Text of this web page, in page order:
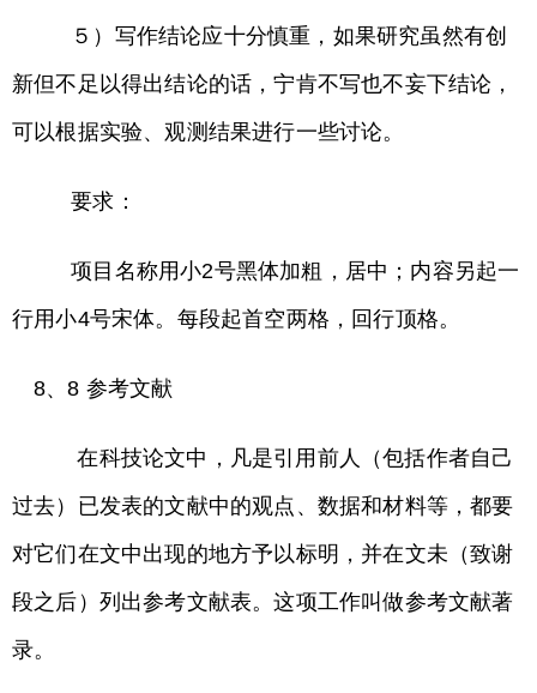
５）写作结论应十分慎重，如果研究虽然有创
新但不足以得出结论的话，宁肯不写也不妄下结论，
可以根据实验、观测结果进行一些讨论。
要求：
项目名称用小2号黑体加粗，居中；内容另起一
行用小4号宋体。每段起首空两格，回行顶格。
8、8 参考文献
在科技论文中，凡是引用前人（包括作者自己
过去）已发表的文献中的观点、数据和材料等，都要
对它们在文中出现的地方予以标明，并在文未（致谢
段之后）列出参考文献表。这项工作叫做参考文献著
录。